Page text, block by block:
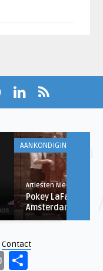
AANKONDIGINGEN
Artiesten Nieuws
Pokey LaFarge
Amsterdam
Contact
Print